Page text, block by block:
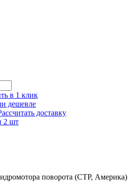
в 1 клик
дешевле
доставку
2 шт
поворота (CTP, Америка)